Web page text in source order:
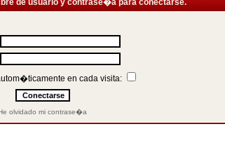
de usuario y contrase�a para conectarse.
en cada visita:
olvidado mi contrase�a